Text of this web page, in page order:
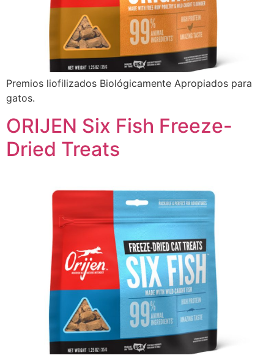
Premios liofilizados Biológicamente Apropiados para
gatos.
ORIJEN Six Fish Freeze-
Dried Treats